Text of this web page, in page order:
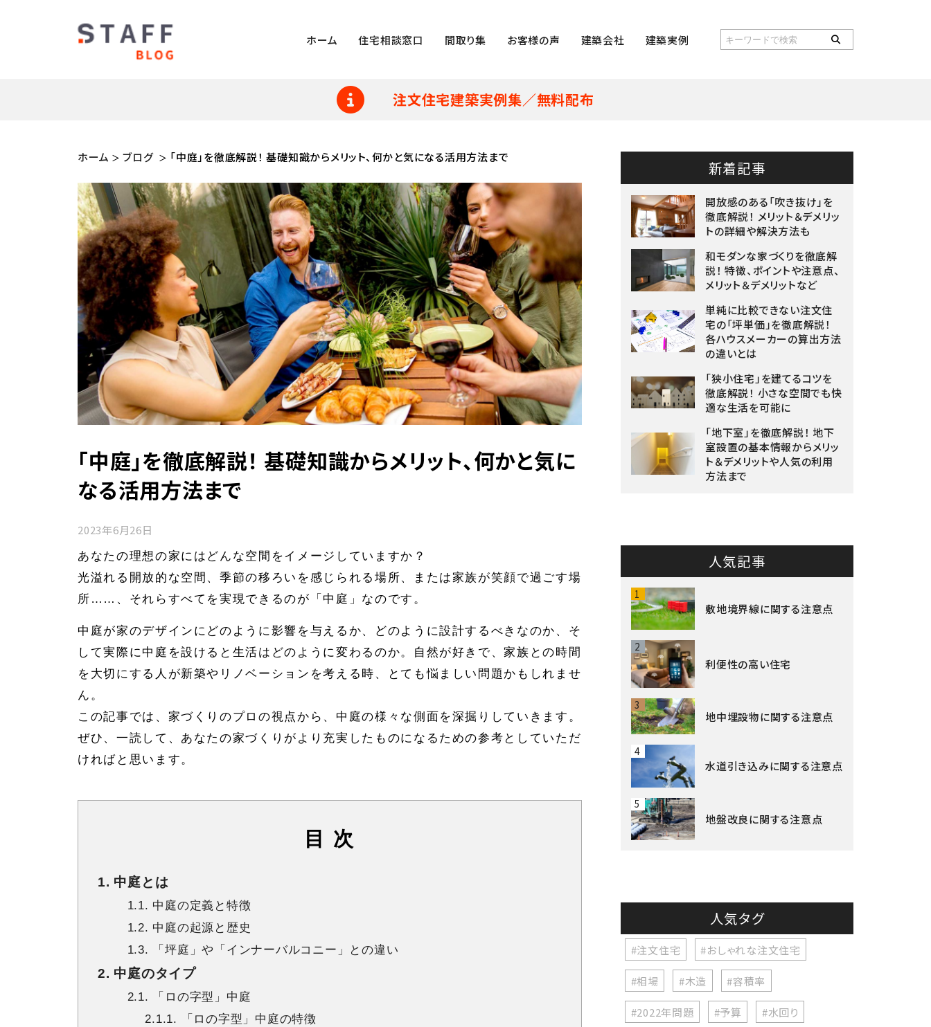
ホーム 住宅相談窓口 間取り集 お客様の声 建築会社 建築実例
注文住宅建築実例集／無料配布
ホーム ブログ 「中庭」を徹底解説！ 基礎知識からメリット、何かと気になる活用方法まで
「中庭」を徹底解説！ 基礎知識からメリット、何かと気に
なる活用方法まで
2023年6月26日
あなたの理想の家にはどんな空間をイメージしていますか？
光溢れる開放的な空間、季節の移ろいを感じられる場所、または家族が笑顔で過ごす場
所……、それらすべてを実現できるのが「中庭」なのです。
中庭が家のデザインにどのように影響を与えるか、どのように設計するべきなのか、そ
して実際に中庭を設けると生活はどのように変わるのか。自然が好きで、家族との時間
を大切にする人が新築やリノベーションを考える時、とても悩ましい問題かもしれませ
ん。
この記事では、家づくりのプロの視点から、中庭の様々な側面を深掘りしていきます。
ぜひ、一読して、あなたの家づくりがより充実したものになるための参考としていただ
ければと思います。
目 次
1. 中庭とは
1.1. 中庭の定義と特徴
1.2. 中庭の起源と歴史
1.3. 「坪庭」や「インナーバルコニー」との違い
2. 中庭のタイプ
2.1. 「ロの字型」中庭
2.1.1. 「ロの字型」中庭の特徴
新着記事
開放感のある「吹き抜け」を
徹底解説！ メリット＆デメリッ
トの詳細や解決方法も
和モダンな家づくりを徹底解
説！ 特徴、ポイントや注意点、
メリット＆デメリットなど
単純に比較できない注文住
宅の「坪単価」を徹底解説！
各ハウスメーカーの算出方法
の違いとは
「狭小住宅」を建てるコツを
徹底解説！ 小さな空間でも快
適な生活を可能に
「地下室」を徹底解説！ 地下
室設置の基本情報からメリッ
ト＆デメリットや人気の利用
方法まで
人気記事
1
敷地境界線に関する注意点
2
利便性の高い住宅
3
地中埋設物に関する注意点
4
水道引き込みに関する注意点
5
地盤改良に関する注意点
人気タグ
#注文住宅 #おしゃれな注文住宅
#相場 #木造 #容積率
#2022年問題 #予算 #水回り